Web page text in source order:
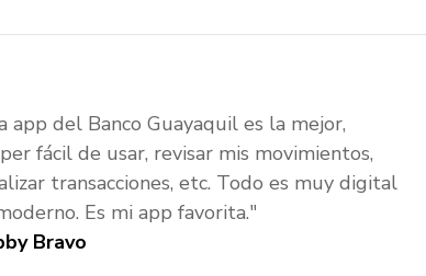
app del Banco Guayaquil es la mejor,
fácil de usar, revisar mis movimientos,
transacciones, etc. Todo es muy digital
Es mi app favorita."
Bravo